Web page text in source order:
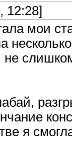
12:28]
мои
не
я